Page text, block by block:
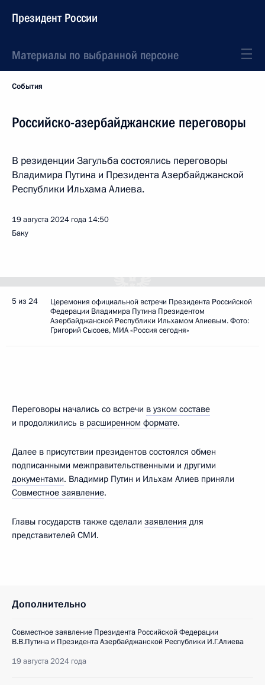
Президент России
Материалы по выбранной персоне
События
Российско-азербайджанские переговоры
В резиденции Загульба состоялись переговоры
Владимира Путина и Президента Азербайджанской
Республики Ильхама Алиева.
19 августа 2024 года 14:50
Баку
5 из 24
Церемония официальной встречи Президента Российской
Федерации Владимира Путина Президентом
Азербайджанской Республики Ильхамом Алиевым. Фото:
Григорий Сысоев, МИА «Россия сегодня»
Переговоры начались со встречи в узком составе
и продолжились в расширенном формате.
Далее в присутствии президентов состоялся обмен
подписанными межправительственными и другими
документами. Владимир Путин и Ильхам Алиев приняли
Совместное заявление.
Главы государств также сделали заявления для
представителей СМИ.
Дополнительно
Совместное заявление Президента Российской Федерации
В.В.Путина и Президента Азербайджанской Республики И.Г.Алиева
19 августа 2024 года